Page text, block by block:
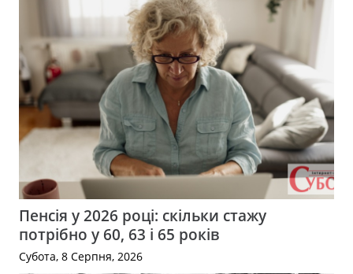
Пенсія у 2026 році: скільки стажу
потрібно у 60, 63 і 65 років
Субота, 8 Серпня, 2026